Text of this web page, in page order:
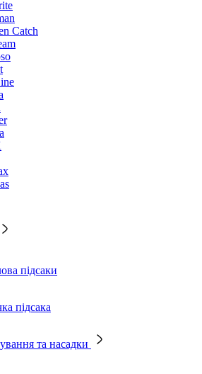
Catch
підсаки
підсака
та насадки